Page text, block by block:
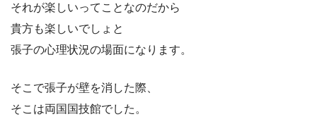
それが楽しいってことなのだから
貴方も楽しいでしょと
張子の心理状況の場面になります。
そこで張子が壁を消した際、
そこは両国国技館でした。